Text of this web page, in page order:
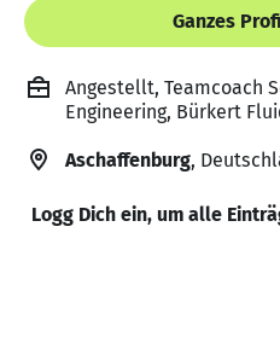
Ganzes
Angestellt, Teamcoach
Engineering, Bürkert
Aschaffenburg,
Logg Dich ein, um alle